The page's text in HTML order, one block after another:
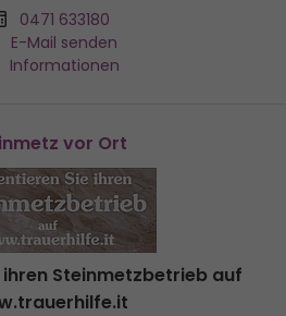
0471 633180
E-Mail senden
Informationen
vor Ort
ihren Steinmetzbetrieb auf